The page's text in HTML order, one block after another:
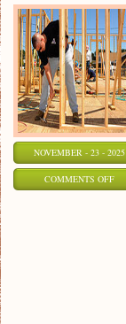
NOVEMBER - 23 - 2025
COMMENTS OFFON